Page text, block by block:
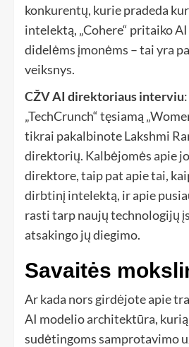
konkurentų, kurie pradeda
intelektą, „Cohere“ pritaiko
didelėms įmonėms – tai yra
veiksnys.
CŽV AI direktoriaus interviu:
„TechCrunch“ tęsiamą
tikrai pakalbinote Lakshmi
direktorių. Kalbėjomės apie
direktore, taip pat apie tai,
dirbtinį intelektą, ir apie
rasti tarp naujų technologijų
atsakingo jų diegimo.
Savaitės
Ar kada nors girdėjote apie
AI modelio architektūra,
sudėtingoms samprotavimo